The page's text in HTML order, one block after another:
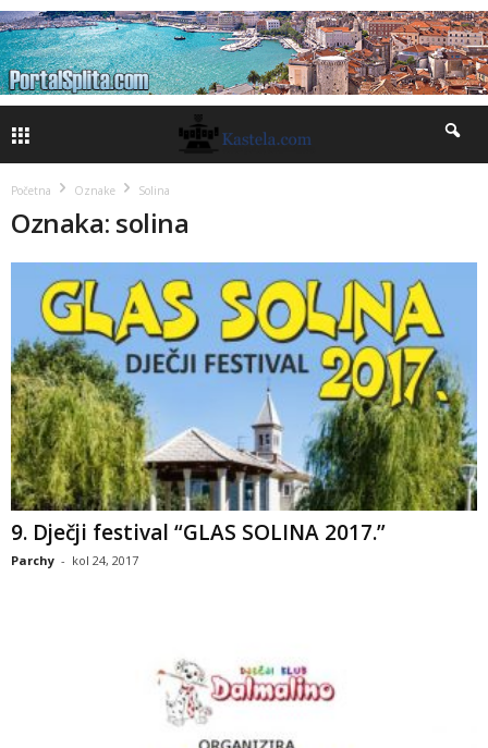
Početna Oznake Solina
Oznaka: solina
9. Dječji festival “GLAS SOLINA 2017.”
Parchy - kol 24, 2017